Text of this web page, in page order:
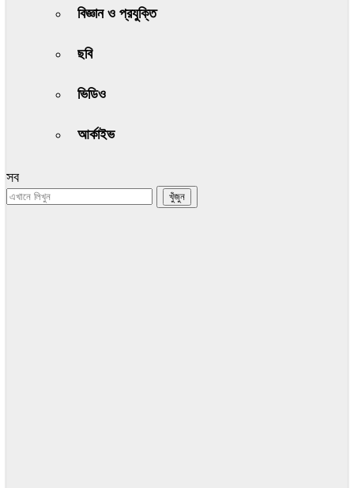
বিজ্ঞান ও প্রযুক্তি
ছবি
ভিডিও
আর্কাইভ
সব